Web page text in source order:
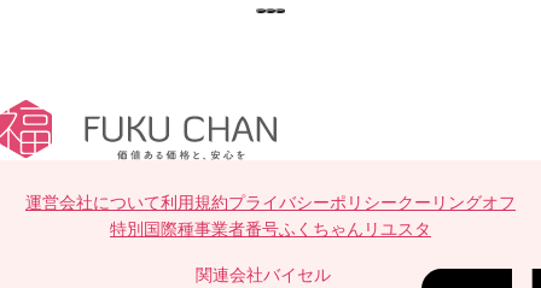
運営会社について利用規約プライバシーポリシークーリングオフ
特別国際種事業者番号ふくちゃんリユスタ
関連会社バイセル